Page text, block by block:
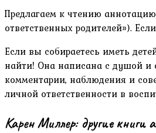
Предлагаем к чтению
ответственных родителей»).
Если вы собираетесь иметь
найти! Она написана с душой и
комментарии, наблюдения и
личной ответственности в
Карен Миллер: другие книги